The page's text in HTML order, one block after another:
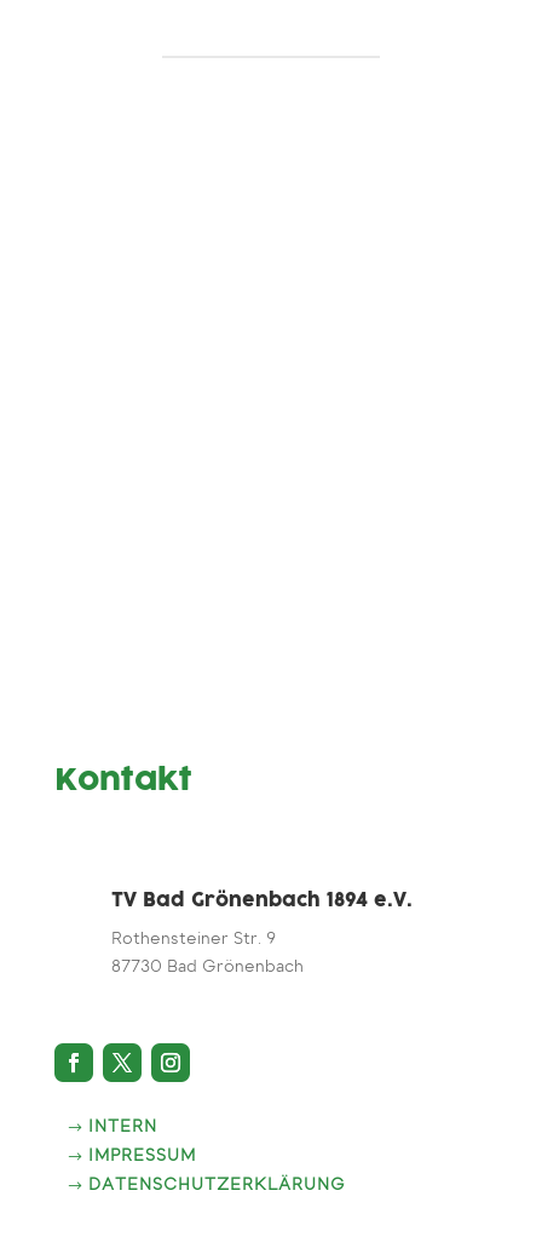
Kontakt
TV Bad Grönenbach 1894 e.V.
Rothensteiner Str. 9
87730 Bad Grönenbach
INTERN
IMPRESSUM
DATENSCHUTZERKLÄRUNG